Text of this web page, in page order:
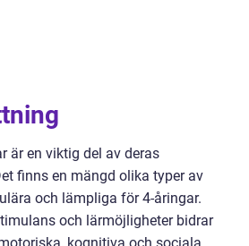
är en viktig del av deras
finns en mängd olika typer av
och lämpliga för 4-åringar.
och lärmöjligheter bidrar